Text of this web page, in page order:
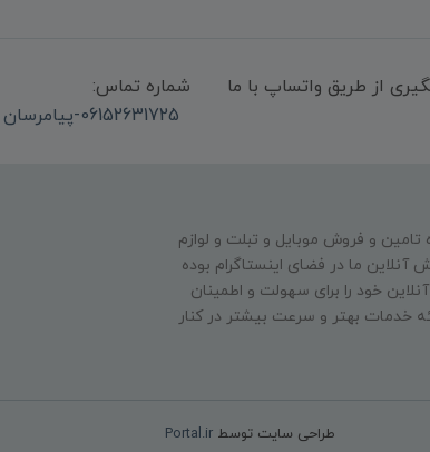
پیگیری از طریق واتساپ با ما
شماره تماس:
06152631725-پیامرسان واتساپ 09339947850
فعالیت فیزیکی خود را از سال ۱۳۹۴ در حوزه تامین و‌ فروش موبایل و تبلت و لوازم
ما در فضای اینستاگرام بوده
خود را برای سهولت و اطمینان
خدمات بهتر و سرعت بیشتر در کنار
طراحی سایت توسطPortal.ir